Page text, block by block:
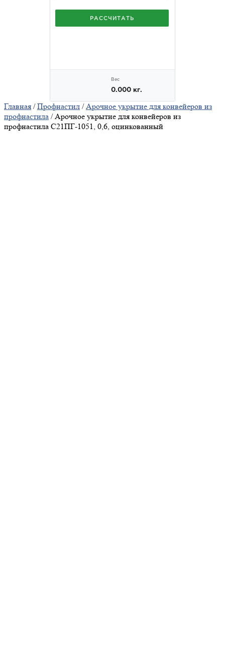
Главная /Профнастил /Арочное укрытие для конвейеров из
профнастила / Арочное укрытие для конвейеров из
профнастила С21ПГ-1051, 0,6, оцинкованный